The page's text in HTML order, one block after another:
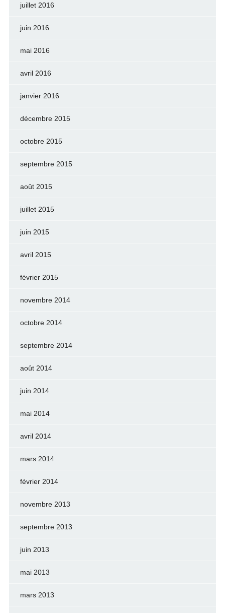
juillet 2016
juin 2016
mai 2016
avril 2016
janvier 2016
décembre 2015
octobre 2015
septembre 2015
août 2015
juillet 2015
juin 2015
avril 2015
février 2015
novembre 2014
octobre 2014
septembre 2014
août 2014
juin 2014
mai 2014
avril 2014
mars 2014
février 2014
novembre 2013
septembre 2013
juin 2013
mai 2013
mars 2013